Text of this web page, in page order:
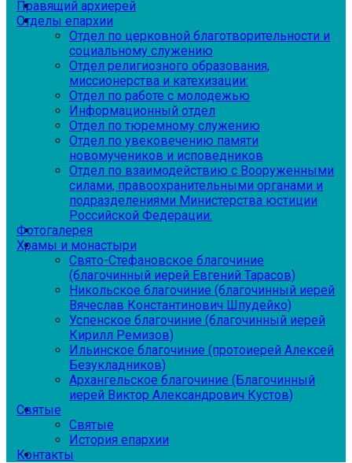
Правящий архиерей
Отделы епархии
Отдел по церковной благотворительности и
социальному служению
Отдел религиозного образования,
миссионерства и катехизации:
Отдел по работе с молодежью
Информационный отдел
Отдел по тюремному служению
Отдел по увековечению памяти
новомучеников и исповедников
Отдел по взаимодействию с Вооруженными
силами, правоохранительными органами и
подразделениями Министерства юстиции
Российской Федерации:
Фотогалерея
Храмы и монастыри
Свято-Стефановское благочиние
(благочинный иерей Евгений Тарасов)
Никольское благочиние (благочинный иерей
Вячеслав Константинович Шпудейко)
Успенское благочиние (благочинный иерей
Кирилл Ремизов)
Ильинское благочиние (протоиерей Алексей
Безукладников)
Архангельское благочиние (Благочинный
иерей Виктор Александрович Кустов)
Святые
Святые
История епархии
Контакты